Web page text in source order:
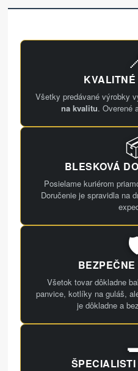
Všetky predávané výrobky
na kvalitu. Overené
BLESKOVÁ
Posielame kuriérom
Doručenie je spravidla na
Všetok tovar dôkladne
panvice, kotlíky na guláš,
je dôkladne a